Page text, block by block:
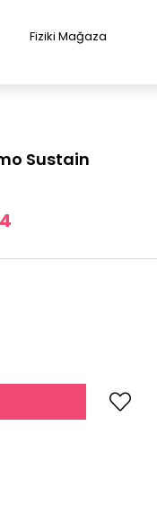
Fiziki Mağaza
Sustain